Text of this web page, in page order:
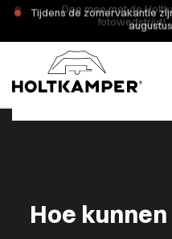
Doe mee met de
fotowedstrijd!
Tijdens de zomervakantie
Hoe